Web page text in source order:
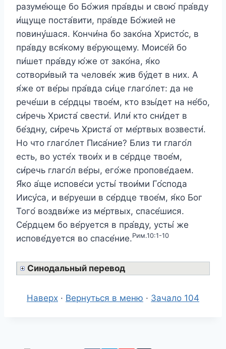
разуме́юще бо Бо́жия пра́вды и свою́ пра́вду
и́щуще поста́вити, пра́вде Бо́жией не
повину́шася. Кончи́на бо зако́на Христо́с, в
пра́вду вся́кому ве́рующему. Моисе́й бо
пи́шет пра́вду ю́же от зако́на, я́ко
сотвори́вый та челове́к жив бу́дет в них. А
я́же от ве́ры пра́вда си́це глаго́лет: да не
рече́ши в се́рдцы твое́м, кто взы́дет на не́бо,
си́речь Христа́ свести́. Или́ кто сни́дет в
бе́здну, си́речь Христа́ от ме́ртвых возвести́.
Но что глаго́лет Писа́ние? Близ ти глаго́л
есть, во усте́х твои́х и в се́рдце твое́м,
си́речь глаго́л ве́ры, его́же пропове́даем.
Я́ко а́ще испове́си усты́ твои́ми Го́спода
Иису́са, и ве́руеши в се́рдце твое́м, я́ко Бог
Того́ воздви́же из ме́ртвых, спасе́шися.
Се́рдцем бо ве́руется в пра́вду, усты́ же
испове́дуется во спасе́ние.Рим.10:1-10
Синодальный перевод
Наверх · Вернуться в меню · Зачало 104